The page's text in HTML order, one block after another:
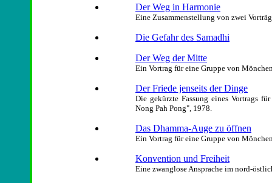
Der Weg in Harmonie
Eine Zusammenstellung von zwei
Die Gefahr des Samadhi
Der Weg der Mitte
Ein Vortrag für eine Gruppe von
Der Friede jenseits der Dinge
Die gekürzte Fassung eines Vortrags
Nong Pah Pong", 1978.
Das Dhamma-Auge zu öffnen
Ein Vortrag für eine Gruppe von
Konvention und Freiheit
Eine zwanglose Ansprache im nord-